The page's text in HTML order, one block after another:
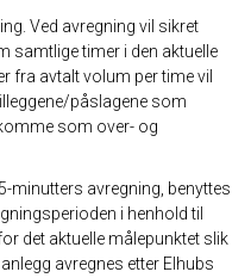
Ved avregning vil sikret
samtlige timer i den aktuelle
fra avtalt volum per time vil
påslagene som
som over- og
minutters avregning, benyttes
i henhold til
det aktuelle målepunktet slik
avregnes etter Elhubs